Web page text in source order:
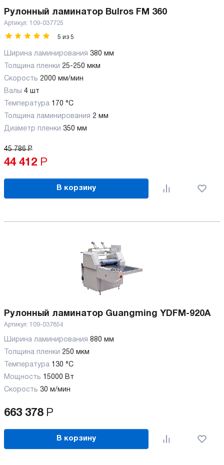
Рулонный ламинатор Bulros FM 360
Артикул: 109-037725
5 из 5
Ширина ламинирования 380 мм
Толщина пленки 25-250 мкм
Скорость 2000 мм/мин
Валы 4 шт
Температура 170 °C
Толщина ламинирования 2 мм
Диаметр пленки 350 мм
45 786 Р
44 412 Р
В корзину
Рулонный ламинатор Guangming YDFM-920A
Артикул: 109-037854
Ширина ламинирования 880 мм
Толщина пленки 250 мкм
Температура 130 °C
Мощность 15000 Вт
Скорость 30 м/мин
663 378 Р
В корзину